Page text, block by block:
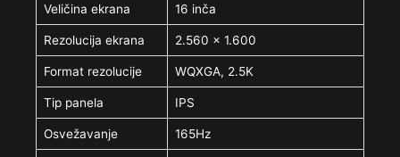
Veličina ekrana 16 inča
Rezolucija ekrana 2.560 x 1.600
Format rezolucije WQXGA, 2.5K
Tip panela IPS
Osvežavanje 165Hz